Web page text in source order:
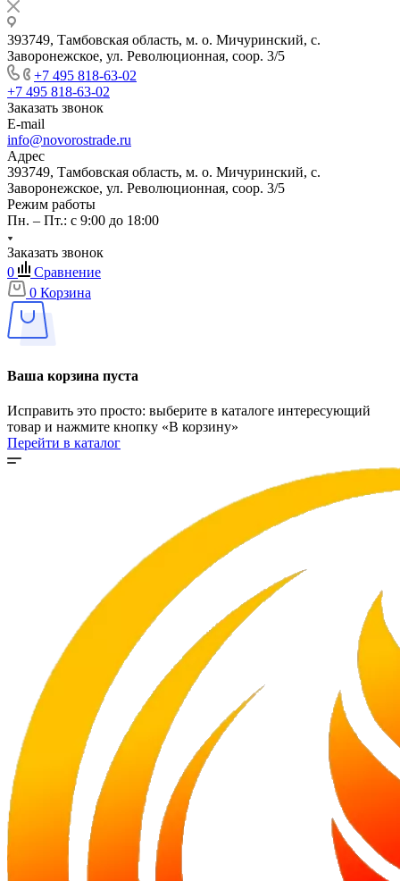
393749, Тамбовская область, м. о. Мичуринский, с.
Заворонежское, ул. Революционная, соор. 3/5
+7 495 818-63-02
+7 495 818-63-02
Заказать звонок
E-mail
info@novorostrade.ru
Адрес
393749, Тамбовская область, м. о. Мичуринский, с.
Заворонежское, ул. Революционная, соор. 3/5
Режим работы
Пн. – Пт.: с 9:00 до 18:00
Заказать звонок
0
Сравнение
0 Корзина
Ваша корзина пуста
Исправить это просто: выберите в каталоге интересующий
товар и нажмите кнопку «В корзину»
Перейти в каталог